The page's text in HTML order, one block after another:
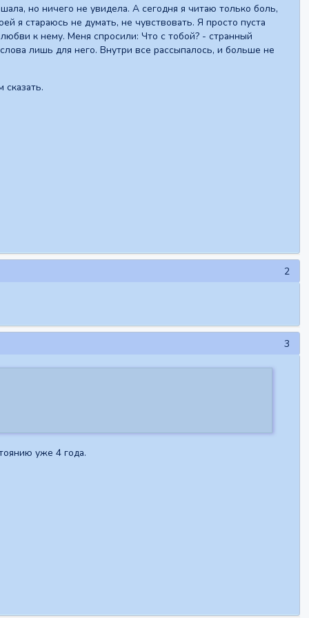
но ничего не увидела. А сегодня я читаю только боль,
я стараюсь не думать, не чувствовать. Я просто пуста
к нему. Меня спросили: Что с тобой? - странный
лишь для него. Внутри все рассыпалось, и больше не
сказать.
2
3
уже 4 года.